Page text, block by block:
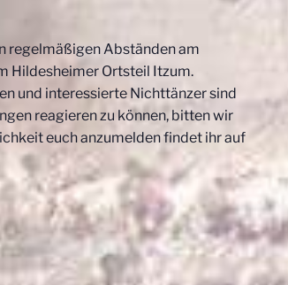
regelmäßigen Abständen am
Hildesheimer Ortsteil Itzum.
und interessierte Nichttänzer sind
reagieren zu können, bitten wir
euch anzumelden findet ihr auf